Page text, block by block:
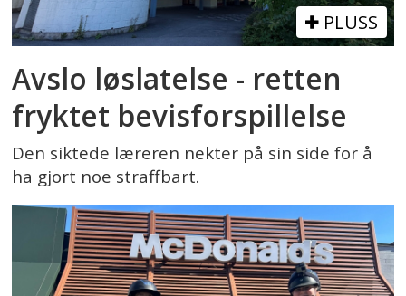
PLUSS
Avslo løslatelse - retten
fryktet bevisforspillelse
Den siktede læreren nekter på sin side for å
ha gjort noe straffbart.